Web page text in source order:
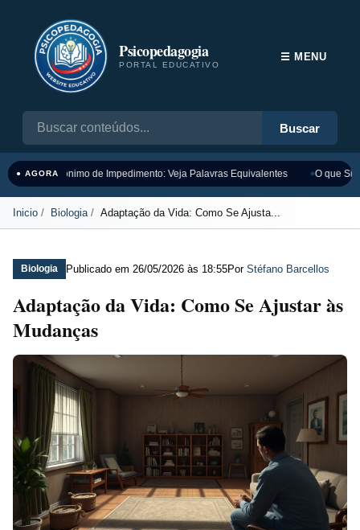
Psicopedagogia
PORTAL EDUCATIVO
Buscar
☰ MENU
● AGORASinônimo de Impedimento: Veja Palavras Equivalentes O que
Inicio Biologia Adaptação da Vida: Como Se Ajusta...
Biologia Publicado em 26/05/2026 às 18:55Por Stéfano Barcellos
Adaptação da Vida: Como Se Ajustar às
Mudanças